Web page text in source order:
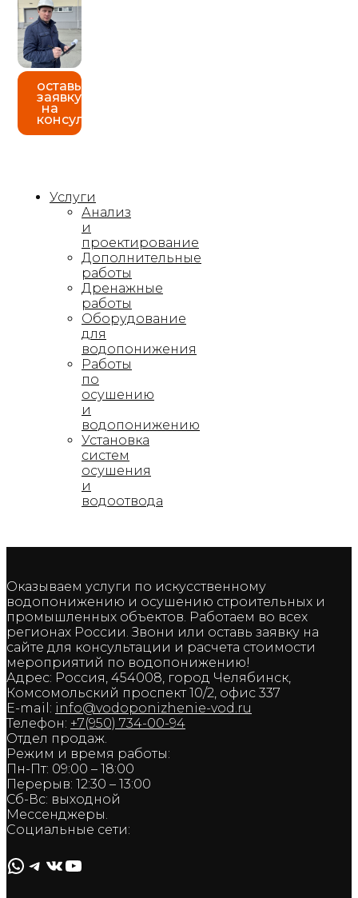
оставь
заявку
на
консультацию
Услуги
Анализ
и
проектирование
Дополнительные
работы
Дренажные
работы
Оборудование
для
водопонижения
Работы
по
осушению
и
водопонижению
Установка
систем
осушения
и
водоотвода
Оказываем услуги по искусственному
водопонижению и осушению строительных и
промышленных объектов. Работаем во всех
регионах России. Звони или оставь заявку на
сайте для консультации и расчета стоимости
мероприятий по водопонижению!
Адрес: Россия, 454008, город Челябинск,
Комсомольский проспект 10/2, офис 337
E-mail: info@vodoponizhenie-vod.ru
Телефон: +7(950) 734-00-94
Отдел продаж.
Режим и время работы:
Пн-Пт: 09:00 – 18:00
Перерыв: 12:30 – 13:00
Сб-Вс: выходной
Мессенджеры.
Социальные сети:
WhatsApp
Telegram
ВКонтакте
YouTube